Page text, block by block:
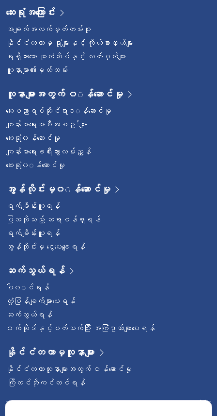
းသားရော အမျိုးသမီးများတွင်ပါ ဖြစ်ပွားနိုင်သော်လည်း အမျိုးသမီးများ
အဖြစ်များဆုံး ဖြစ်ပါသည်။ ရောဂါကို စောစီးစွာ ရှာဖွေဖော်ထုတ်
းနှင့် […]
ဆေးရုံအကြောင်း
အချက်အလက်မှတ်တမ်းစု
နိုင်ငံတကာမှ ရုံးများနှင့် ကိုယ်စားလှယ်များ
ရရှိထားသော ဆုတံဆိပ်နှင့် လက်မှတ်များ
လူနာများ၏မှတ်တမ်း
လူနာများအတွက် ၀◌န်ဆောင်မှု
ဆေးပညာရပ်ဆိုင်ရာ၀◌န်ဆောင်မှု
ကျန်းမာရေးအစီအစဥ◌်များ
ဆေးရုံ၀န်ဆောင်မှု
ကျန်းမာရေးခရီးသွားလမ်းညွှန်
ဆေးရုံ၀◌န်ဆောင်မှု
အွန်လိုင်းမှ၀◌န်ဆောင်မှု
ရက်ချိန်းယူရန်
ပြသလိုသည့် ဆရာဝန်ရှာရန်
ရက်ချိန်းယူရန်
အွန်လိုင်းမှ ငွေပေးချေရန်
ဆက်သွယ်ရန်
ပါ၀◌င်ရန်
တုံ့ပြန်ချက်များပေးရန်
ဆက်သွယ်ရန်
၀က်ဆိုဒ်နှင့်ပက်သက်ပြီး အကြံဥာဏ်များပေးရန်
နိုင်ငံတကာမှလူနာများ
နိုင်ငံတကာလူနာများအတွက် ၀န်ဆောင်မှု
ကြိုတင်ဘိုကင်တင်ရန်
ဝေ့ဌာနီနိုင်ငံတကာဆေးရုံကြီးကို follow လုပ်